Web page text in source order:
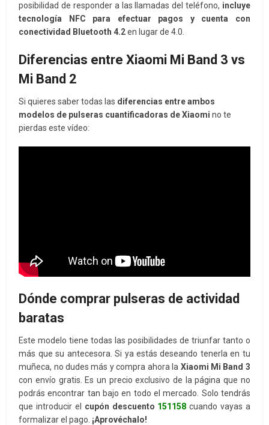
posibilidad de responder a las llamadas del teléfono, incluye
tecnología NFC para efectuar pagos y cuenta con
conectividad Bluetooth 4.2en lugar de 4.0.
Diferencias entre Xiaomi Mi Band 3 vs
Mi Band 2
Si quieres saber todas las diferencias entre ambos
modelos de pulseras cuantificadoras de Xiaomi no te
pierdas este vídeo:
Dónde comprar pulseras de actividad
baratas
Este modelo tiene todas las posibilidades de triunfar tanto o
más que su antecesora. Si ya estás deseando tenerla en tu
muñeca, no dudes más y compra ahora la Xiaomi Mi Band 3
con envío gratis. Es un precio exclusivo de la página que no
podrás encontrar tan bajo en todo el mercado. Solo tendrás
que introducir el cupón descuento 151158 cuando vayas a
formalizar el pago. ¡Aprovéchalo!